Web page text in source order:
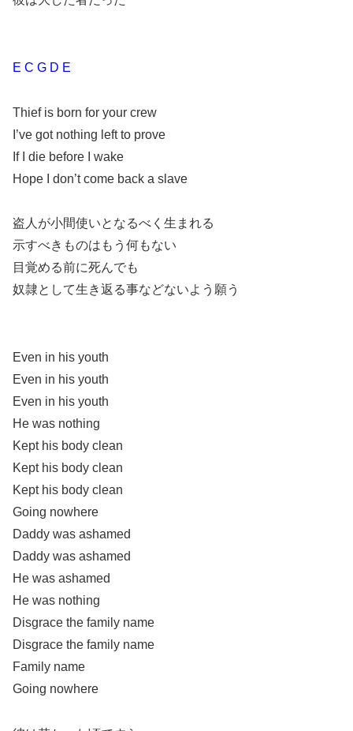
E C G D E
Thief is born for your crew
I’ve got nothing left to prove
If I die before I wake
Hope I don’t come back a slave
盗人が小間使いとなるべく生まれる
示すべきものはもう何もない
目覚める前に死んでも
奴隷として生き返る事などないよう願う
Even in his youth
Even in his youth
Even in his youth
He was nothing
Kept his body clean
Kept his body clean
Kept his body clean
Going nowhere
Daddy was ashamed
Daddy was ashamed
He was ashamed
He was nothing
Disgrace the family name
Disgrace the family name
Family name
Going nowhere